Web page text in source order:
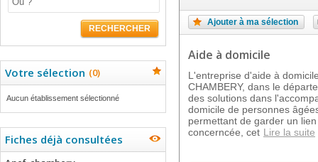
RECHERCHER
Votre sélection (0)
Aucun établissement sélectionné
Fiches déjà consultées
Ajouter à ma sélection
Aide à domicile
L'entreprise d'aide à
CHAMBERY, dans le
des solutions dans
domicile de personnes
permettant de garder un
concerncée, cet Lire la suite